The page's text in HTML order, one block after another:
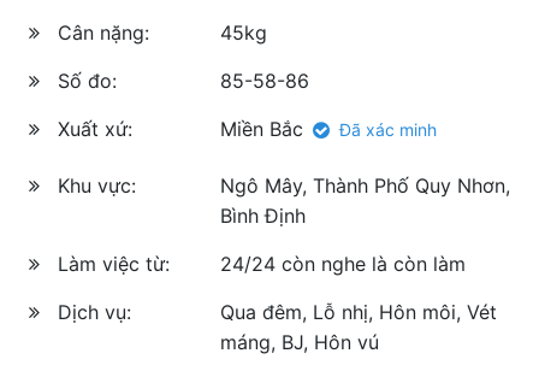
Cân nặng:
45kg
Số đo:
85-58-86
Xuất xứ:
Miền Bắc Đã xác minh
Khu vực:
Ngô Mây, Thành Phố Quy Nhơn,
Bình Định
Làm việc từ:
24/24 còn nghe là còn làm
Dịch vụ:
Qua đêm, Lỗ nhị, Hôn môi, Vét
máng, BJ, Hôn vú